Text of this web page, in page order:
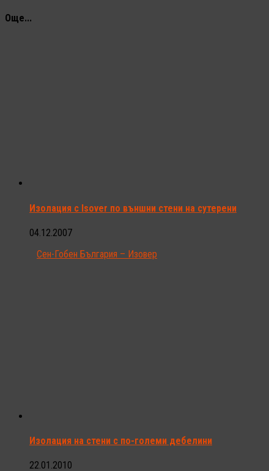
Още...
Изолация с Isover по външни стени на сутерени
04.12.2007
Сен-Гобен България – Изовер
Изолация на стени с по-големи дебелини
22.01.2010